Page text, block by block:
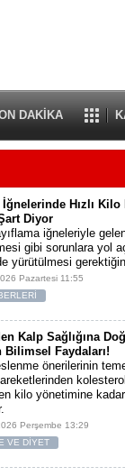
DAKİKA
İğnelerinde Hızlı
Diyor
iğneleriyle
gibi sorunlara yol
yürütülmesi
Pazartesi 11:55
Kalp Sağlığına
Bilimsel Faydaları!
önerilerinin
kilo yönetimine
Perşembe 13:29
VE DİYET